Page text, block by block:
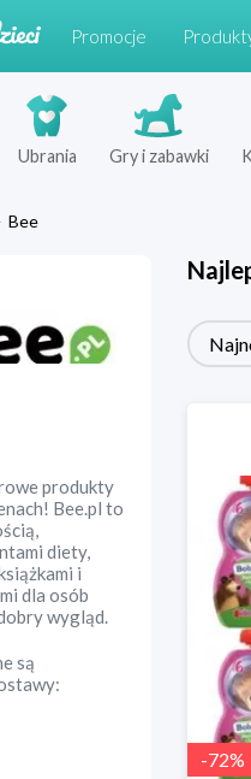
Promocje
Ubrania Gry i zabawki
Bee
produkty
Bee.pl to
diety,
i
dla osób
wygląd.
są
-72%